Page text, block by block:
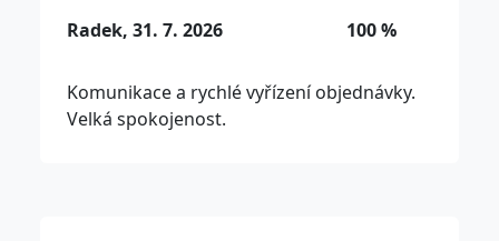
Radek, 31. 7. 2026 100 %
Komunikace a rychlé vyřízení objednávky.
Velká spokojenost.